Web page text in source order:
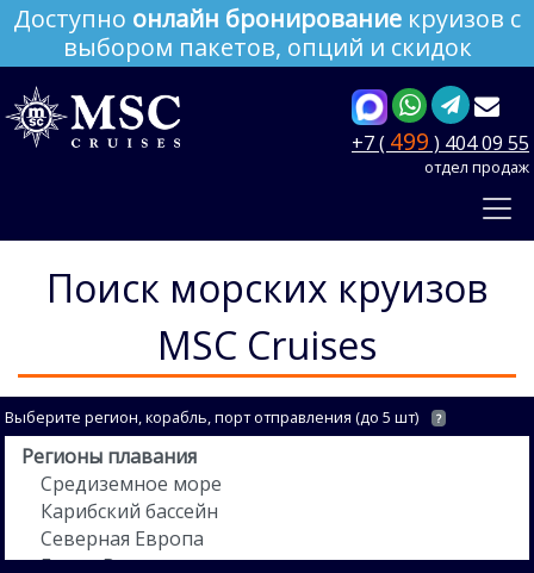
Доступно онлайн бронирование круизов с
выбором пакетов, опций и скидок
+7 ( 499 ) 404 09 55
отдел продаж
Поиск морских круизов
MSC Cruises
Выберите регион, корабль, порт отправления (до 5 шт) ?